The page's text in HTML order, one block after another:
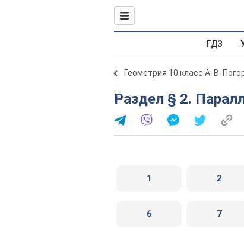
ГДЗ
Геометрия 10 класс А. В.
Раздел § 2.
1 2
6 7